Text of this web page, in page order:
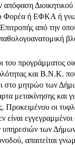
Διοικητικού
Φορέα ή ΕΦΚΑ ή
από την
παθολογοανατομική
του προγράμματος
και Β.Ν.Κ.
στο μητρώο των
μετακίνησης και
Προκειμένου οι
υπηρεσιών των
απαιτείται